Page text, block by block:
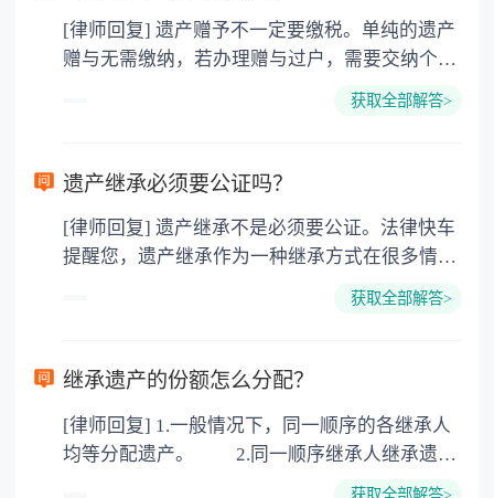
[律师回复] 遗产赠予不一定要缴税。单纯的遗产
赠与无需缴纳，若办理赠与过户，需要交纳个人
所得税、契税和公证费。赠与过户是没有增值税
要缴纳公证费，具体如下： 1. 公证费：按房
3. 印花税：按房屋评估价的0.05%缴纳 4. 土
地增值税：按房价1%缴纳 5. 房屋产权登记费：
获取全部解答>
遗产继承必须要公证吗？
[律师回复] 遗产继承不是必须要公证。法律快车
提醒您，遗产继承作为一种继承方式在很多情况
下都是不需要公证的，当然，如果需要公正的也
以防对财产继承发生纠纷，可以对遗产继承进行
公证。
获取全部解答>
继承遗产的份额怎么分配？
[律师回复] 1.一般情况下，同一顺序的各继承人
均等分配遗产。 2.同一顺序继承人继承遗产